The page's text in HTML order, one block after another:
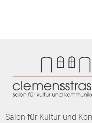
Salon für Kultur und